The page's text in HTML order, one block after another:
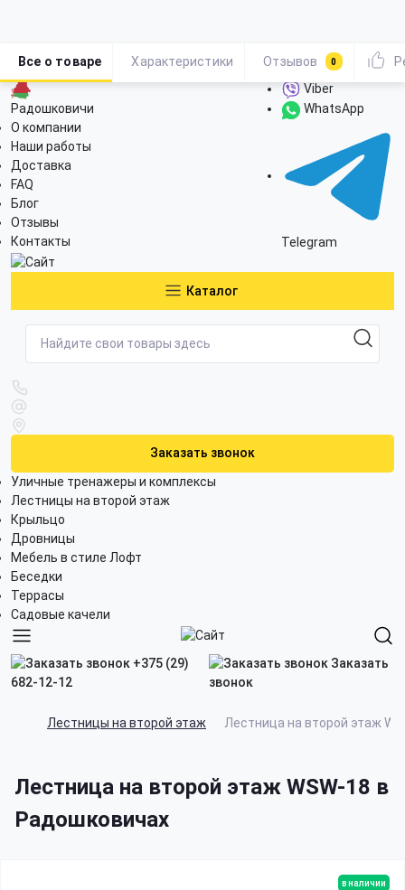
Радошковичи
О компании
Наши работы
Доставка
FAQ
Блог
Отзывы
Контакты
Viber
WhatsApp
Telegram
Каталог
Заказать звонок
Уличные тренажеры и комплексы
Лестницы на второй этаж
Крыльцо
Дровницы
Мебель в стиле Лофт
Беседки
Террасы
Садовые качели
+375 (29)
682-12-12
Заказать
звонок
Лестницы на второй этаж Лестница на второй этаж
Лестница на второй этаж WSW-18 в
Радошковичах
Все о товаре Характеристики Отзывов 0
в наличии